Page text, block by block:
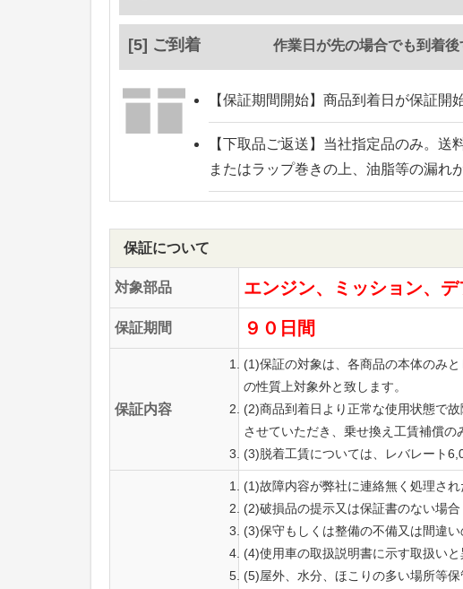
[5] ご到着 作業日が先の場合でも到着
【保証期間開始】 商品到着日が保証開
【下取品ご返送】 当社指定品のみ。送
またはラップ巻きの上、油脂等の漏れ
保証について
対象部品 エンジン、ミッション、デ
保証期間 ９０日間
保証内容
(1)保証の対象は、各商品の本体のみ
の性質上対象外と致します。
(2)商品到着日より正常な使用状態で
させていただき、乗せ換え工賃補償の
(3)脱着工賃については、レバレート
(1)故障内容が弊社に連絡無く処理され
(2)破損品の提示又は保証書のない場合
(3)保守もしくは整備の不備又は間違い
(4)使用車の取扱説明書に示す取扱いと
(5)屋外、水分、ほこりの多い場所等